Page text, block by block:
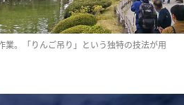
業。「りんご吊り」という独特の技法が用